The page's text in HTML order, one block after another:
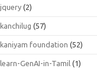
jquery (2)
kanchilug (57)
kaniyam foundation (52)
learn-GenAI-in-Tamil (1)